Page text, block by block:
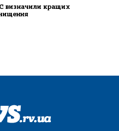
визначили кращих